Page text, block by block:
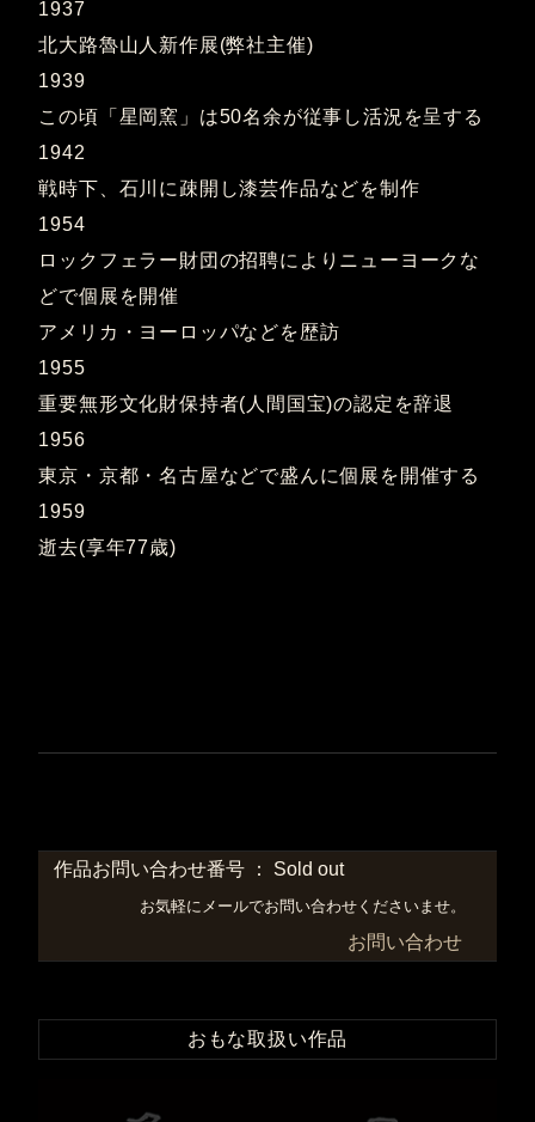
1937
北大路魯山人新作展(弊社主催)
1939
この頃「星岡窯」は50名余が従事し活況を呈する
1942
戦時下、石川に疎開し漆芸作品などを制作
1954
ロックフェラー財団の招聘によりニューヨークな
どで個展を開催
アメリカ・ヨーロッパなどを歴訪
1955
重要無形文化財保持者(人間国宝)の認定を辞退
1956
東京・京都・名古屋などで盛んに個展を開催する
1959
逝去(享年77歳)
作品お問い合わせ番号 ： Sold out
お気軽にメールでお問い合わせくださいませ。
お問い合わせ
おもな取扱い作品